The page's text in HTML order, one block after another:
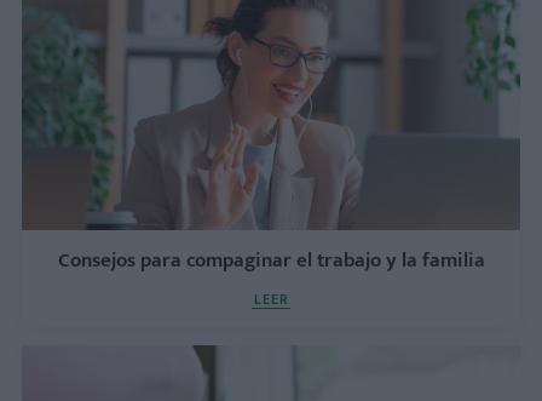
Consejos para compaginar el trabajo y la familia
LEER